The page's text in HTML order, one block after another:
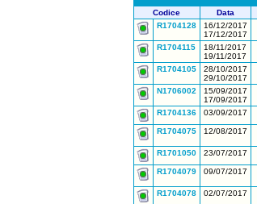
Codice Data
R1704128
16/12/2017
17/12/2017
R1704115
18/11/2017
19/11/2017
R1704105
28/10/2017
29/10/2017
N1706002
15/09/2017
17/09/2017
R1704136 03/09/2017
R1704075 12/08/2017
R1701050 23/07/2017
R1704079 09/07/2017
R1704078 02/07/2017